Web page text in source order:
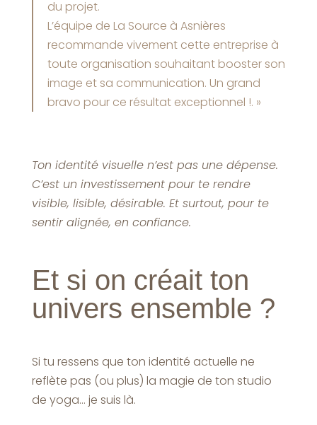
du projet.
L’équipe de La Source à Asnières
recommande vivement cette entreprise à
toute organisation souhaitant booster son
image et sa communication. Un grand
bravo pour ce résultat exceptionnel !. »
Ton identité visuelle n’est pas une dépense.
C’est un investissement pour te rendre
visible, lisible, désirable. Et surtout, pour te
sentir alignée, en confiance.
Et si on créait ton
univers ensemble ?
Si tu ressens que ton identité actuelle ne
reflète pas (ou plus) la magie de ton studio
de yoga… je suis là.